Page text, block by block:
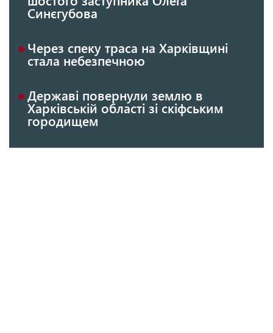
Синєгубова
Через спеку траса на Харківщині
стала небезпечною
Державі повернули землю в
Харківській області зі скіфським
городищем